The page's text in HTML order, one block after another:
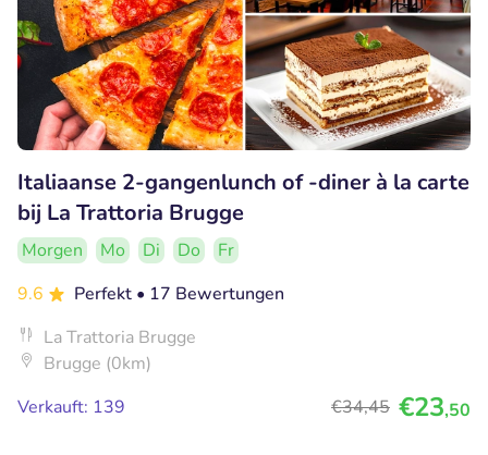
Italiaanse 2-gangenlunch of -diner à la carte
bij La Trattoria Brugge
Morgen Mo Di Do
Fr
9.6
Perfekt • 17 Bewertungen
La Trattoria Brugge
Brugge (0km)
Verkauft: 139
€34,45 €23,50